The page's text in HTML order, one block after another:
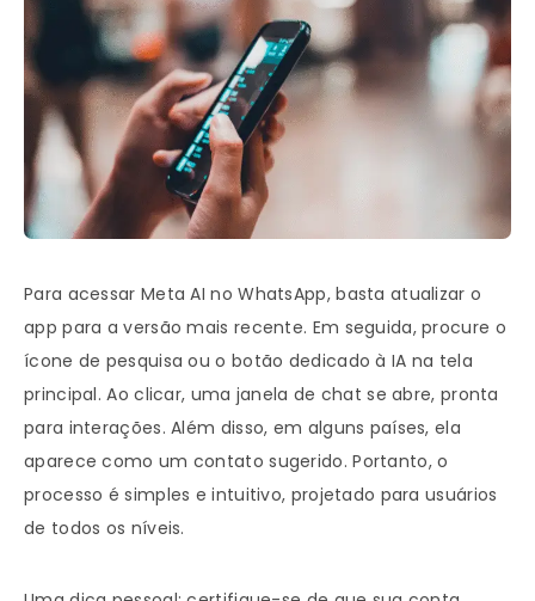
Para acessar Meta AI no WhatsApp, basta atualizar o
app para a versão mais recente. Em seguida, procure o
ícone de pesquisa ou o botão dedicado à IA na tela
principal. Ao clicar, uma janela de chat se abre, pronta
para interações. Além disso, em alguns países, ela
aparece como um contato sugerido. Portanto, o
processo é simples e intuitivo, projetado para usuários
de todos os níveis.